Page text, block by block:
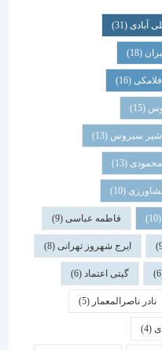
(31)
(16)
(13)
(13)
(10)
فاطمه عباسی(9)
ایرج شهروز تهرانی(8)
گیتی اعتماد(6)
(5)